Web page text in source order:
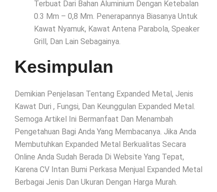
Terbuat Dari Bahan Aluminium Dengan Ketebalan
0.3 Mm – 0,8 Mm. Penerapannya Biasanya Untuk
Kawat Nyamuk, Kawat Antena Parabola, Speaker
Grill, Dan Lain Sebagainya.
Kesimpulan
Demikian Penjelasan Tentang Expanded Metal, Jenis
Kawat Duri , Fungsi, Dan Keunggulan Expanded Metal.
Semoga Artikel Ini Bermanfaat Dan Menambah
Pengetahuan Bagi Anda Yang Membacanya. Jika Anda
Membutuhkan Expanded Metal Berkualitas Secara
Online Anda Sudah Berada Di Website Yang Tepat,
Karena CV Intan Bumi Perkasa Menjual Expanded Metal
Berbagai Jenis Dan Ukuran Dengan Harga Murah.